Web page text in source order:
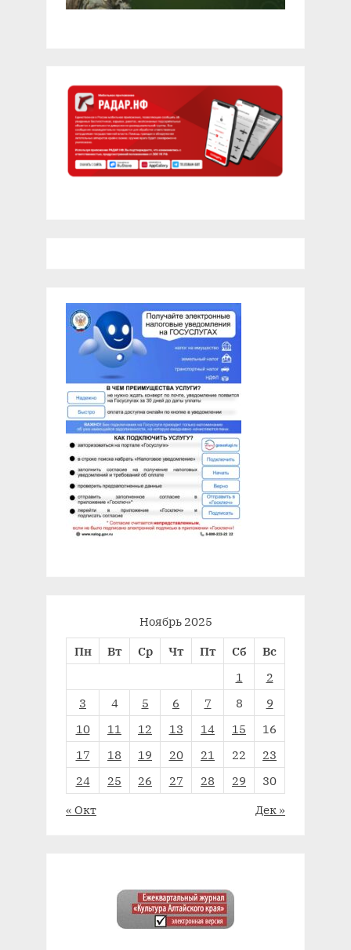
Ноябрь 2025
Пн
Вт Ср Чт Пт Сб
Вс
1
2
3
4 5 6 7 8
9
10
11 12 13 14 15
16
17
18 19 20 21 22
23
24
25 26 27 28 29
30
« Окт
Дек »